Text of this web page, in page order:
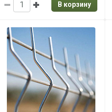
В корзину